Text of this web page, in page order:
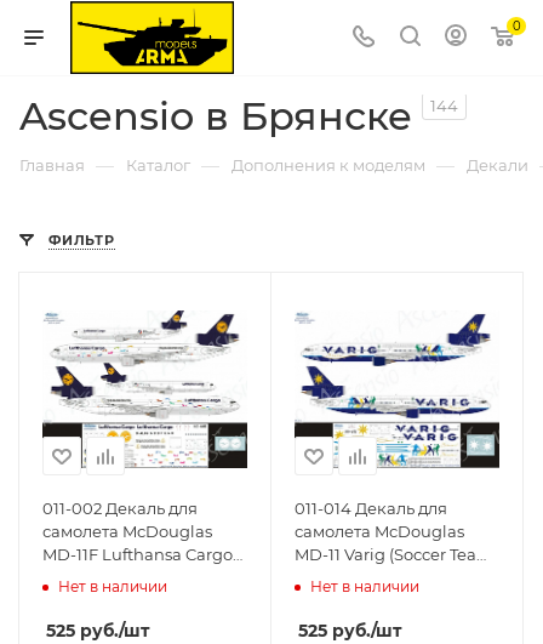
0
Ascensio в Брянске 144
Главная — Каталог — Дополнения к моделям — Декали
ФИЛЬТР
011-002 Декаль для
самолета McDouglas
MD-11F Lufthansa Cargo
1/144 Ascensio
Нет в наличии
525 руб./шт
011-014 Декаль для
самолета McDouglas
MD-11 Varig (Soccer Team)
1/144 Ascensio
Нет в наличии
525 руб./шт